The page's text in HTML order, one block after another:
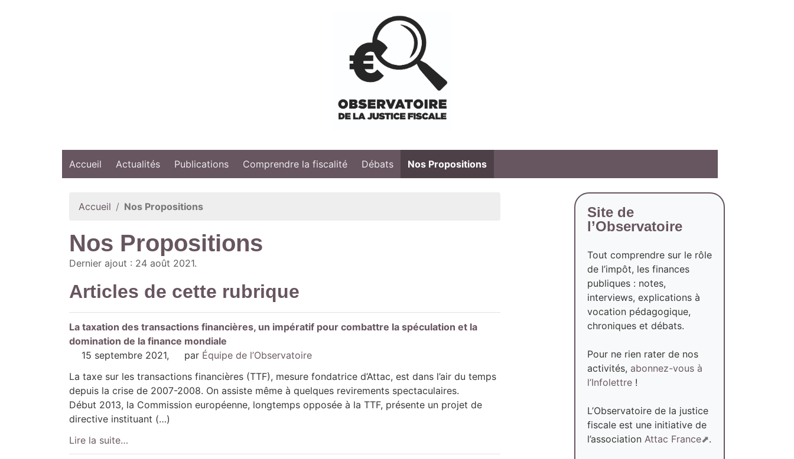
Accueil Actualités Publications Comprendre la fiscalité Débats Nos Propositions
Accueil Nos Propositions
Nos Propositions
Dernier ajout : 24 août 2021.
Articles de cette rubrique
La taxation des transactions financières, un impératif pour combattre la spéculation et la
domination de la finance mondiale
15 septembre 2021, par Équipe de l’Observatoire
La taxe sur les transactions financières (TTF), mesure fondatrice d’Attac, est dans l’air du temps
depuis la crise de 2007-2008. On assiste même à quelques revirements spectaculaires.
Début 2013, la Commission européenne, longtemps opposée à la TTF, présente un projet de
directive instituant (…)
Lire la suite…
Site de
l’Observatoire
Tout comprendre sur le rôle
de l’impôt, les finances
publiques : notes,
interviews, explications à
vocation pédagogique,
chroniques et débats.
Pour ne rien rater de nos
activités, abonnez-vous à
l’Infolettre !
L’Observatoire de la justice
fiscale est une initiative de
l’association Attac France .